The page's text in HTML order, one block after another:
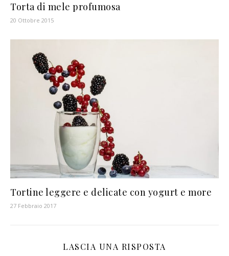
Torta di mele profumosa
20 Ottobre 2015
Tortine leggere e delicate con yogurt e more
27 Febbraio 2017
LASCIA UNA RISPOSTA